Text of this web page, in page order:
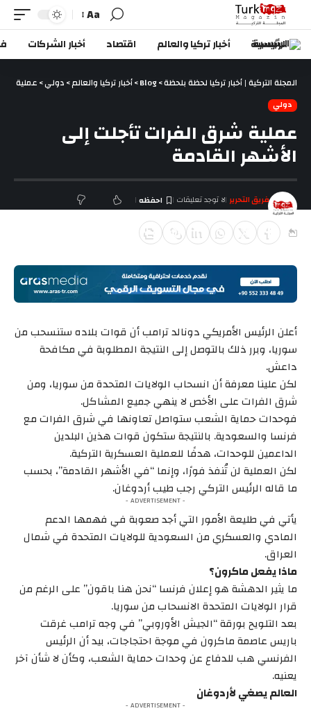
Aa
الرئيسية أخبار تركيا والعالم اقتصاد أخبار الشركات
المجلة التركية | أخبار تركيا لحظة بلحظة>
Blog
>أخبار تركيا والعالم>دولي>عملية
دولي
عملية شرق الفرات تأجلت إلى
الأشهر القادمة
آخر تحديث ديسمبر 23, 2018 7:28 م
فريق التحرير لا توجد تعليقات
أعلن الرئيس الأمريكي دونالد ترامب أن قوات بلاده ستنسحب من
سوريا، وبرر ذلك بالتوصل إلى النتيجة المطلوبة في مكافحة
داعش.
لكن علينا معرفة أن انسحاب الولايات المتحدة من سوريا، ومن
شرق الفرات على الأخص لا ينهي جميع المشاكل.
فوحدات حماية الشعب ستواصل تعاونها في شرق الفرات مع
فرنسا والسعودية. بالنتيجة ستكون قوات هذين البلدين
الداعمين للوحدات، هدفًا للعملية العسكرية التركية.
لكن العملية لن تُنفذ فورًا، وإنما “في الأشهر القادمة”، بحسب
ما قاله الرئيس التركي رجب طيب أردوغان.
- ADVERTISEMENT -
يأتي في طليعة الأمور التي أجد صعوبة في فهمها الدعم
المادي والعسكري من السعودية للولايات المتحدة في شمال
العراق.
ماذا يفعل ماكرون؟
ما يثير الدهشة هو إعلان فرنسا “نحن هنا باقون” على الرغم من
قرار الولايات المتحدة الانسحاب من سوريا.
بعد التلويح بورقة “الجيش الأوروبي” في وجه ترامب غرقت
باريس عاصمة ماكرون في موجة احتجاجات، بيد أن الرئيس
الفرنسي هب للدفاع عن وحدات حماية الشعب، وكأن لا شأن آخر
يعنيه.
العالم يصغي لأردوغان
- ADVERTISEMENT -